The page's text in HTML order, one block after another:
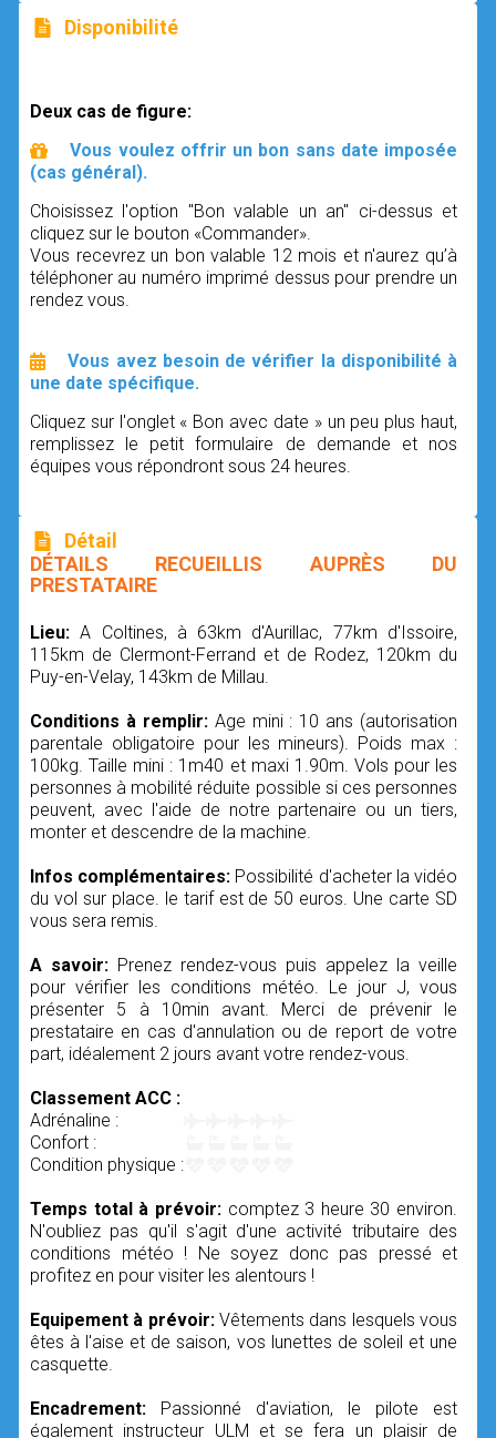
Disponibilité
Deux cas de figure:
Vous voulez offrir un bon sans date imposée
(cas général).
Choisissez l'option "Bon valable un an" ci-dessus et
cliquez sur le bouton «Commander».
Vous recevrez un bon valable 12 mois et n'aurez qu’à
téléphoner au numéro imprimé dessus pour prendre un
rendez vous.
Vous avez besoin de vérifier la disponibilité à
une date spécifique.
Cliquez sur l'onglet « Bon avec date » un peu plus haut,
remplissez le petit formulaire de demande et nos
équipes vous répondront sous 24 heures.
Détail
DÉTAILS RECUEILLIS AUPRÈS DU
PRESTATAIRE
Lieu:A Coltines, à 63km d'Aurillac, 77km d'Issoire,
115km de Clermont-Ferrand et de Rodez, 120km du
Puy-en-Velay, 143km de Millau.
Conditions à remplir: Age mini : 10 ans (autorisation
parentale obligatoire pour les mineurs). Poids max :
100kg. Taille mini : 1m40 et maxi 1.90m. Vols pour les
personnes à mobilité réduite possible si ces personnes
peuvent, avec l'aide de notre partenaire ou un tiers,
monter et descendre de la machine.
Infos complémentaires: Possibilité d'acheter la vidéo
du vol sur place. le tarif est de 50 euros. Une carte SD
vous sera remis.
A savoir: Prenez rendez-vous puis appelez la veille
pour vérifier les conditions météo. Le jour J, vous
présenter 5 à 10min avant. Merci de prévenir le
prestataire en cas d'annulation ou de report de votre
part, idéalement 2 jours avant votre rendez-vous.
Classement ACC :
Adrénaline :
Confort :
Condition physique :
Temps total à prévoir: comptez 3 heure 30 environ.
N'oubliez pas qu'il s'agit d'une activité tributaire des
conditions météo ! Ne soyez donc pas pressé et
profitez en pour visiter les alentours !
Equipement à prévoir: Vêtements dans lesquels vous
êtes à l'aise et de saison, vos lunettes de soleil et une
casquette.
Encadrement: Passionné d'aviation, le pilote est
également instructeur ULM et se fera un plaisir de